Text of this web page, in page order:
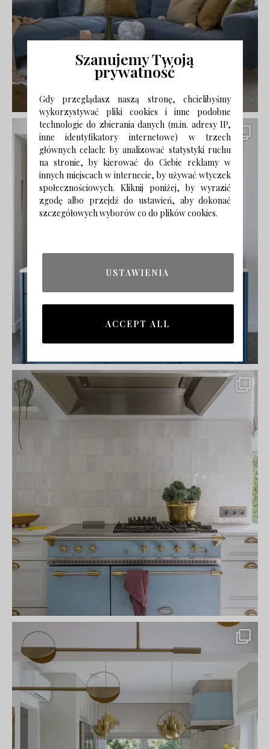
Szanujemy Twoją
prywatność
Gdy przeglądasz naszą stronę, chcielibyśmy
wykorzystywać pliki cookies i inne podobne
technologie do zbierania danych (m.in. adresy IP,
inne identyfikatory internetowe) w trzech
głównych celach: by analizować statystyki ruchu
na stronie, by kierować do Ciebie reklamy w
innych miejscach w internecie, by używać wtyczek
społecznościowych. Kliknij poniżej, by wyrazić
zgodę albo przejdź do ustawień, aby dokonać
szczegółowych wyborów co do plików cookies.
USTAWIENIA
ACCEPT ALL